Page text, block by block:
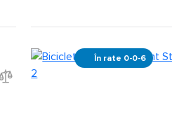
În rate 0-0-6